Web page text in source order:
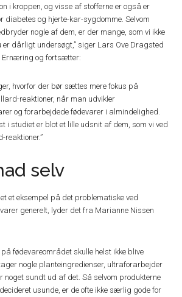
i kroppen, og visse af stofferne er også er
diabetes og hjerte-kar-sygdomme. Selvom
nogle af dem, er der mange, som vi ikke
er dårligt undersøgt,” siger Lars Ove Dragsted
og fortsætter:
hvorfor der bør sættes mere fokus på
reaktioner, når man udvikler
og forarbejdede fødevarer i almindelighed.
i studiet er blot et lille udsnit af dem, som vi ved
reaktioner.”
selv
et eksempel på det problematiske ved
generelt, lyder det fra Marianne Nissen
fødevareområdet skulle helst ikke blive
nogle planteingredienser, ultraforarbejder
noget sundt ud af det. Så selvom produkterne
usunde, er de ofte ikke særlig gode for